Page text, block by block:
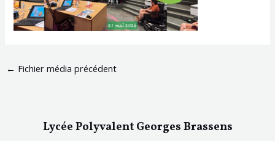
← Fichier média précédent
Lycée Polyvalent Georges Brassens